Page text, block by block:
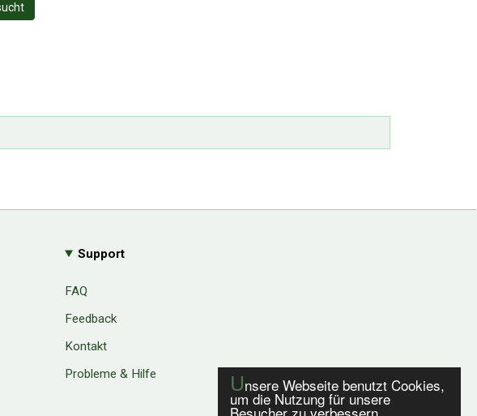
Unsere Webseite benutzt Cookies,
um die Nutzung für unsere
Support
FAQ
Feedback
Kontakt
Probleme & Hilfe